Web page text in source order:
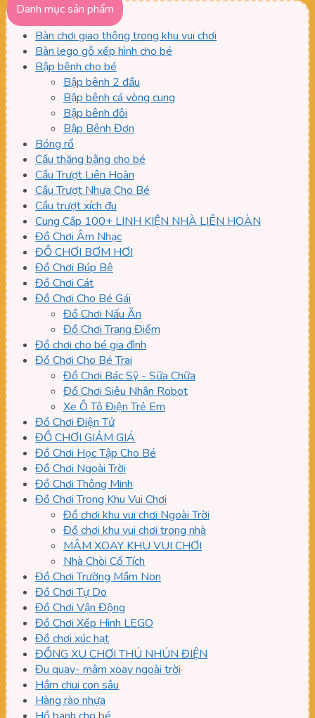
Danh mục sản phẩm
Bàn chơi giao thông trong khu vui chơi
Bàn lego gỗ xếp hình cho bé
Bập bênh cho bé
Bập bênh 2 đầu
Bập bênh cá vòng cung
Bập bênh đôi
Bập Bênh Đơn
Bóng rổ
Cầu thăng bằng cho bé
Cầu Trượt Liên Hoàn
Cầu Trượt Nhựa Cho Bé
Cầu trượt xích đu
Cung Cấp 100+ LINH KIỆN NHÀ LIÊN HOÀN
Đồ Chơi Âm Nhạc
ĐỒ CHƠI BƠM HƠI
Đồ Chơi Búp Bê
Đồ Chơi Cát
Đồ Chơi Cho Bé Gái
Đồ Chơi Nấu Ăn
Đồ Chơi Trang Điểm
Đồ chơi cho bé gia đình
Đồ Chơi Cho Bé Trai
Đồ Chơi Bác Sỹ - Sữa Chữa
Đồ Chơi Siêu Nhân Robot
Xe Ô Tô Điện Trẻ Em
Đồ Chơi Điện Tử
ĐỒ CHƠI GIẢM GIÁ
Đồ Chơi Học Tập Cho Bé
Đồ Chơi Ngoài Trời
Đồ Chơi Thông Minh
Đồ Chơi Trong Khu Vui Chơi
Đồ chơi khu vui chơi Ngoài Trời
Đồ chơi khu vui chơi trong nhà
MÂM XOAY KHU VUI CHƠI
Nhà Chòi Cổ Tích
Đồ Chơi Trường Mầm Non
Đồ Chơi Tự Do
Đồ Chơi Vận Động
Đồ Chơi Xếp Hình LEGO
Đồ chơi xúc hạt
ĐỒNG XU CHƠI THÚ NHÚN ĐIỆN
Đu quay- mâm xoay ngoài trời
Hầm chui con sâu
Hàng rào nhựa